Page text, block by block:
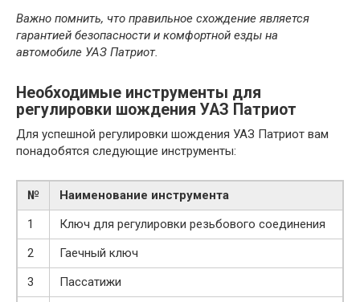
Важно помнить, что правильное схождение является
гарантией безопасности и комфортной езды на
автомобиле УАЗ Патриот.
Необходимые инструменты для
регулировки шождения УАЗ Патриот
Для успешной регулировки шождения УАЗ Патриот вам
понадобятся следующие инструменты:
№
Наименование инструмента
1
Ключ для регулировки резьбового соединения
2
Гаечный ключ
3
Пассатижи